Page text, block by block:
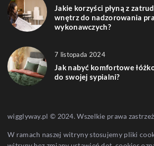
Jakie korzyści płyną z
wnętrz do nadzorowania
wykonawczych?
7 listopada 2024
Jak nabyć komfortowe
do swojej sypialni?
wigglyway.pl © 2024. Wszelkie prawa
W ramach naszej witryny stosujemy pliki